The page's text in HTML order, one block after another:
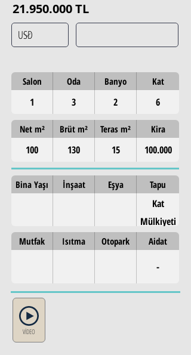
21.950.000TL
Salon Oda Banyo Kat
1 3 2 6
Net m² Brüt m² Teras m² Kira
100 130 15 100.000
Bina Yaşı İnşaat Eşya Tapu
Kat
Mülkiyeti
Mutfak Isıtma Otopark Aidat
-
VİDEO